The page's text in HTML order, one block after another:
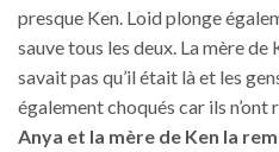
presque Ken. Loid plonge
sauve tous les deux. La mère de
savait pas qu’il était là et les
également choqués car ils n’ont
Anya et la mère de Ken la